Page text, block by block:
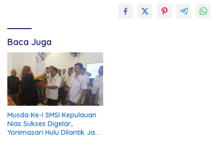
Baca Juga
Musda Ke-I SMSI Kepulauan
Nias Sukses Digelar,
Yonimasari Hulu Dilantik Jadi